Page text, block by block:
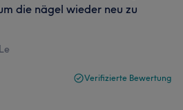
die nägel wieder neu zu
Verifizierte Bewertung